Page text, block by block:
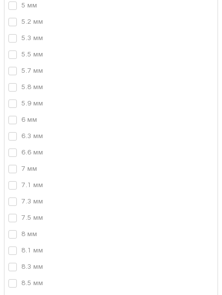
5 мм
5.2 мм
5.3 мм
5.5 мм
5.7 мм
5.8 мм
5.9 мм
6 мм
6.3 мм
6.6 мм
7 мм
7.1 мм
7.3 мм
7.5 мм
8 мм
8.1 мм
8.3 мм
8.5 мм